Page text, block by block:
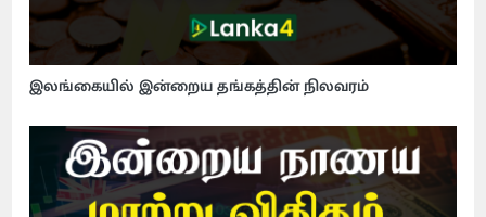
இலங்கையில் இன்றைய தங்கத்தின் நிலவரம்